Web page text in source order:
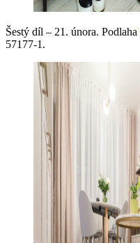
Šestý díl – 21. února. Podlaha
57177-1.